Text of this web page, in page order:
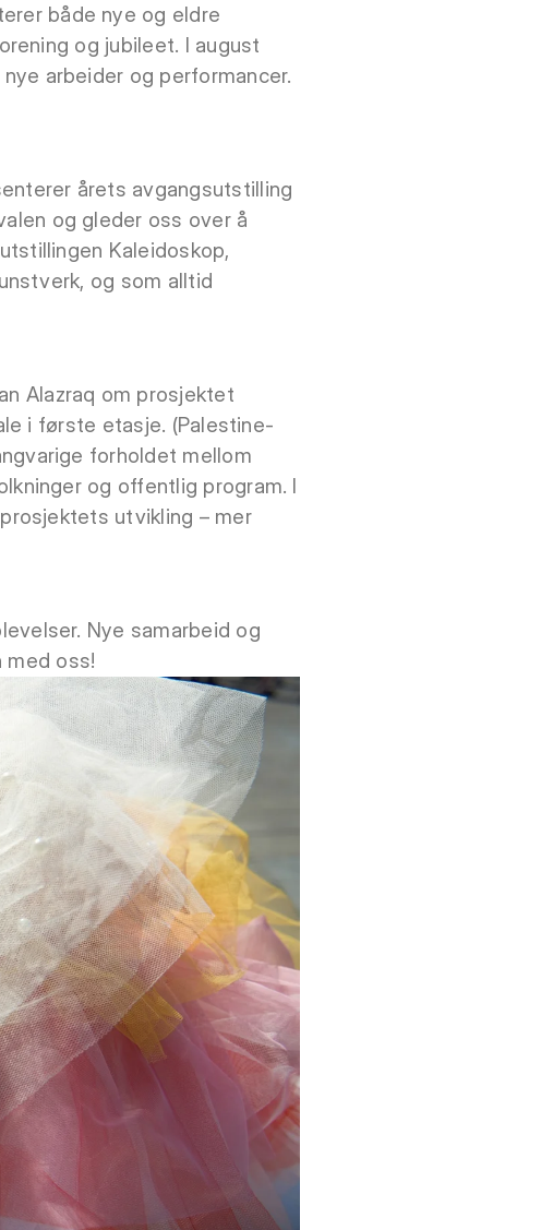
både nye og eldre
og jubileet. I august
arbeider og performancer.
årets avgangsutstilling
og gleder oss over å
Kaleidoskop,
og som alltid
Alazraq om prosjektet
i første etasje. (Palestine-
forholdet mellom
og offentlig program. I
utvikling – mer
Nye samarbeid og
med oss!